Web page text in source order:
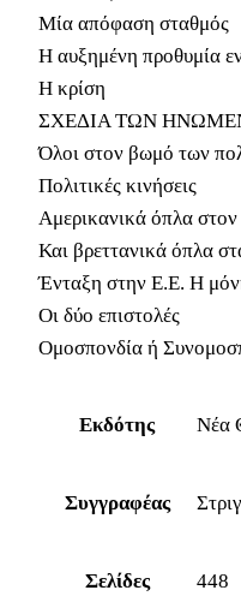
Μία απόφαση σταθμός
Η αυξημένη προθυμία
Η κρίση
ΣΧΕΔΙΑ ΤΩΝ
Όλοι στον βωμό των
Πολιτικές κινήσεις
Αμερικανικά όπλα
Και βρεττανικά όπλα
Ένταξη στην Ε.Ε. Η
Οι δύο επιστολές
Ομοσπονδία ή
Εκδότης Νέα
Συγγραφέας
Σελίδες 448